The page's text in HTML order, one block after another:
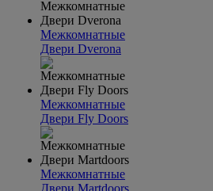
Межкомнатные
Двери Dverona
Межкомнатные
Двери Fly Doors
Межкомнатные
Двери Martdoors